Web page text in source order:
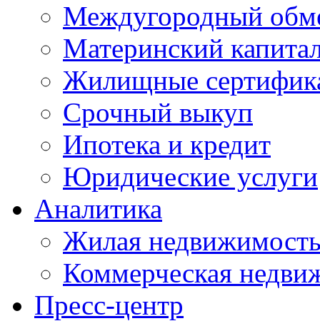
Междугородный
Материнский
Жилищные
Срочный выкуп
Ипотека и кредит
Юридические услуги
Аналитика
Жилая
Коммерческая
Пресс-центр